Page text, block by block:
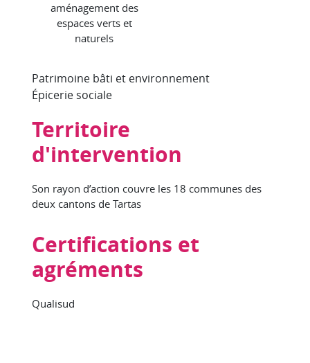
aménagement des
espaces verts et
naturels
Patrimoine bâti et environnement
Épicerie sociale
Territoire
d'intervention
Son rayon d’action couvre les 18 communes des
deux cantons de Tartas
Certifications et
agréments
Qualisud